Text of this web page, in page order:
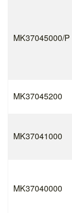
MK37045000/P
MK37045200
MK37041000
MK37040000